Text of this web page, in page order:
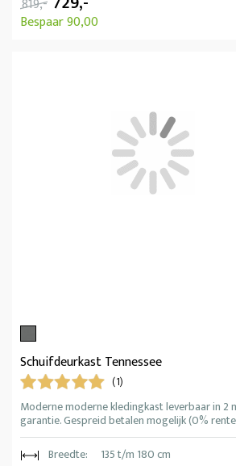
Bespaar 90,00
Schuifdeurkast Tennessee
(1)
Moderne moderne kledingkast leverbaar in 2
garantie. Gespreid betalen mogelijk (0%
Breedte:
135 t/m 180 cm